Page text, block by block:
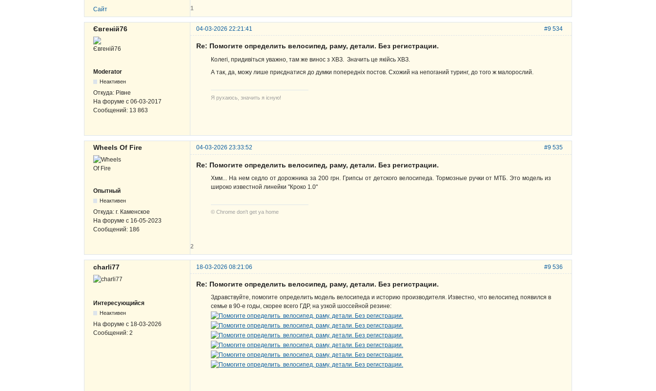
Сайт 1
#9 534
Євгеній76 04-03-2026 22:21:41
Moderator
Неактивен
Откуда: Рівне
На форуме с 06-03-2017
Сообщений: 13 863
Re: Помогите определить велосипед, раму, детали. Без регистрации.
Колегі, придивіться уважно, там же винос з ХВЗ. Значить це якійсь ХВЗ.
А так, да, можу лише приєднатися до думки попередніх постов. Схожий на непоганий туринг, до того ж малорослий.
Я рухаюсь, значить я існую!
#9 535
Wheels Of Fire 04-03-2026 23:33:52
Опытный
Неактивен
Откуда: г. Каменское
На форуме с 16-05-2023
Сообщений: 186
Re: Помогите определить велосипед, раму, детали. Без регистрации.
Хмм... На нем седло от дорожника за 200 грн. Грипсы от детского велосипеда. Тормозные ручки от МТБ. Это модель из
широко известной линейки "Кроко 1.0"
© Chrome don't get ya home
2
#9 536
charli77 18-03-2026 08:21:06
Интересующийся
Неактивен
На форуме с 18-03-2026
Сообщений: 2
Re: Помогите определить велосипед, раму, детали. Без регистрации.
Здравствуйте, помогите определить модель велосипеда и историю производителя. Известно, что велосипед появился в
семье в 90-е годы, скорее всего ГДР, на узкой шоссейной резине: